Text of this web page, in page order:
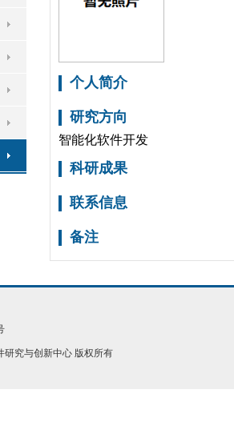
个人简介
研究方向
智能化软件开发
科研成果
联系信息
备注
研究与创新中心 版权所有